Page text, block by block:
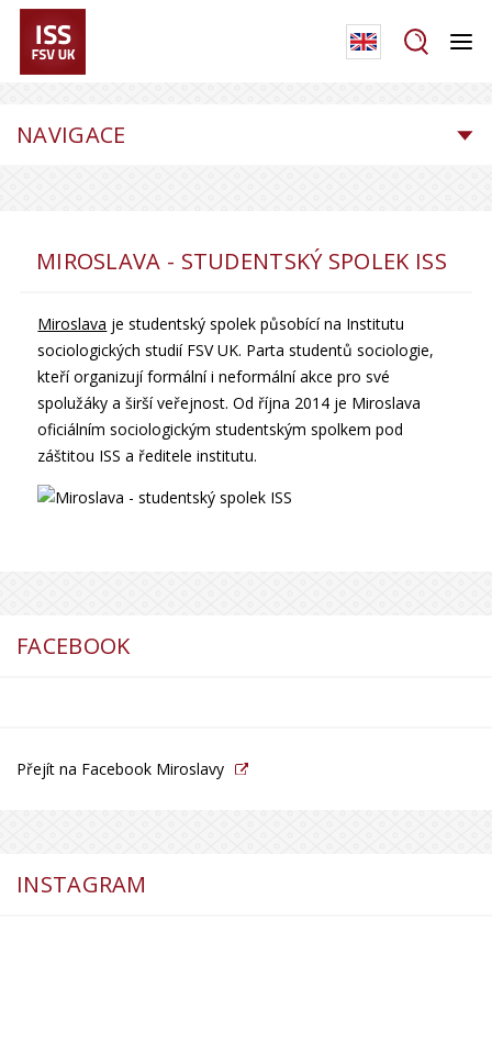
NAVIGACE
MIROSLAVA - STUDENTSKÝ SPOLEK ISS
Miroslava je studentský spolek působící na Institutu
sociologických studií FSV UK. Parta studentů sociologie,
kteří organizují formální i neformální akce pro své
spolužáky a širší veřejnost. Od října 2014 je Miroslava
oficiálním sociologickým studentským spolkem pod
záštitou ISS a ředitele institutu.
FACEBOOK
Přejít na Facebook Miroslavy
INSTAGRAM